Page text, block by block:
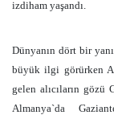
izdiham yaşandı.
Dünyanın dört bir
büyük ilgi görürken
gelen alıcıların
Almanya`da